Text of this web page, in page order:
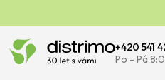
+420 541
Po - Pá